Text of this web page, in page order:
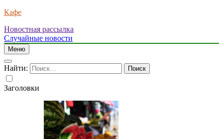
Кафе
Новостная рассылка
Случайные новости
Меню
Найти:
Заголовки